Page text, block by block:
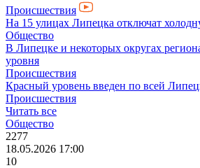
Происшествия
На 15 улицах Липецка отключат
Общество
В Липецке и некоторых округах
уровня
Происшествия
Красный уровень введен по всей
Происшествия
Читать все
Общество
2277
18.05.2026 17:00
10